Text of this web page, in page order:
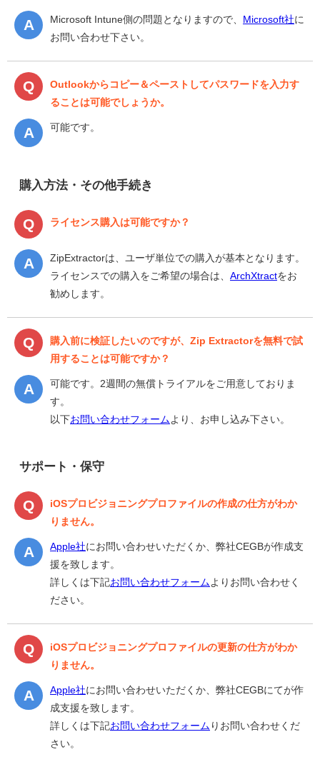
Microsoft Intune側の問題となりますので、 Microsoft社に
お問い合わせ下さい。
Outlookからコピー＆ペーストしてパスワードを入力す
ることは可能でしょうか。
可能です。
購入方法・その他手続き
ライセンス購入は可能ですか？
ZipExtractorは、ユーザ単位での購入が基本となります。
ライセンスでの購入をご希望の場合は、 ArchXtractをお
勧めします。
購入前に検証したいのですが、Zip Extractorを無料で試
用することは可能ですか？
可能です。2週間の無償トライアルをご用意しておりま
す。
以下お問い合わせフォーム より、お申し込み下さい。
サポート・保守
iOSプロビジョニングプロファイルの作成の仕方がわか
りません。
Apple社にお問い合わせいただくか、弊社CEGBが作成支
援を致します。
詳しくは下記お問い合わせフォーム よりお問い合わせく
ださい。
iOSプロビジョニングプロファイルの更新の仕方がわか
りません。
Apple社にお問い合わせいただくか、弊社CEGBにてが作
成支援を致します。
詳しくは下記お問い合わせフォーム りお問い合わせくだ
さい。